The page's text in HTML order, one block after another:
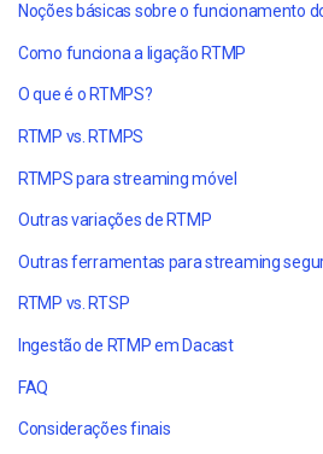
Noções básicas sobre o funcionamento
Como funciona a ligação RTMP
O que é o RTMPS?
RTMP vs. RTMPS
RTMPS para streaming móvel
Outras variações de RTMP
Outras ferramentas para streaming
RTMP vs. RTSP
Ingestão de RTMP em Dacast
FAQ
Considerações finais